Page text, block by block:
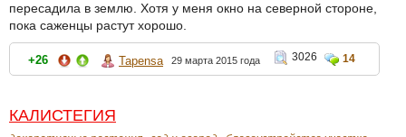
пересадила в землю. Хотя у меня окно на северной стороне,
пока саженцы растут хорошо.
+26 Tapensa 29 марта 2015 года 3026 14
КАЛИСТЕГИЯ